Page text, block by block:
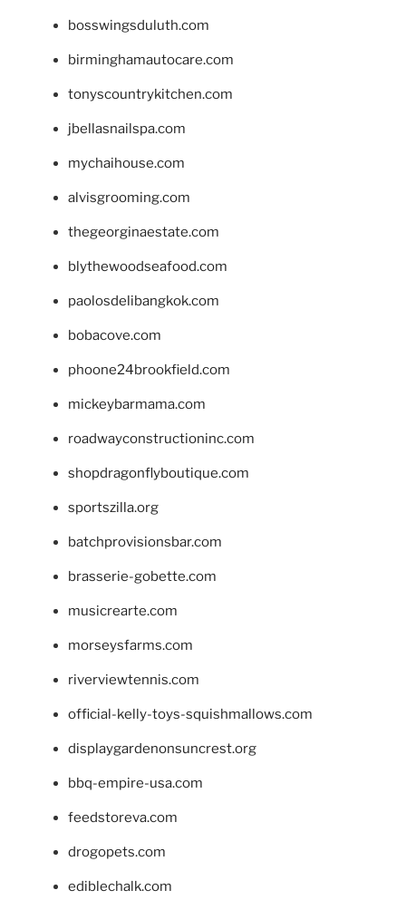
bosswingsduluth.com
birminghamautocare.com
tonyscountrykitchen.com
jbellasnailspa.com
mychaihouse.com
alvisgrooming.com
thegeorginaestate.com
blythewoodseafood.com
paolosdelibangkok.com
bobacove.com
phoone24brookfield.com
mickeybarmama.com
roadwayconstructioninc.com
shopdragonflyboutique.com
sportszilla.org
batchprovisionsbar.com
brasserie-gobette.com
musicrearte.com
morseysfarms.com
riverviewtennis.com
official-kelly-toys-squishmallows.com
displaygardenonsuncrest.org
bbq-empire-usa.com
feedstoreva.com
drogopets.com
ediblechalk.com